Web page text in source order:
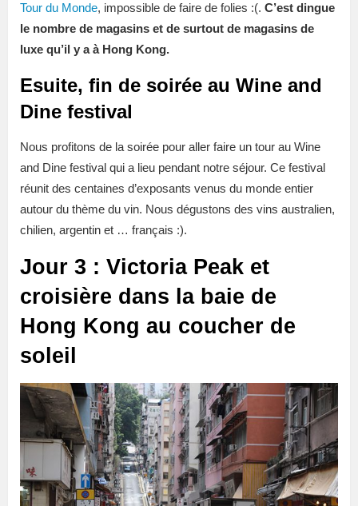
Tour du Monde, impossible de faire de folies :(. C’est dingue
le nombre de magasins et de surtout de magasins de
luxe qu’il y a à Hong Kong.
Esuite, fin de soirée au Wine and
Dine festival
Nous profitons de la soirée pour aller faire un tour au Wine
and Dine festival qui a lieu pendant notre séjour. Ce festival
réunit des centaines d’exposants venus du monde entier
autour du thème du vin. Nous dégustons des vins australien,
chilien, argentin et … français :).
Jour 3 : Victoria Peak et
croisière dans la baie de
Hong Kong au coucher de
soleil